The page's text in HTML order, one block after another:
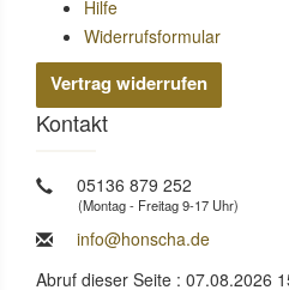
Hilfe
Widerrufsformular
Vertrag widerrufen
Kontakt
05136 879 252
(Montag - Freitag 9-17 Uhr)
info@honscha.de
Abruf dieser Seite : 07.08.2026